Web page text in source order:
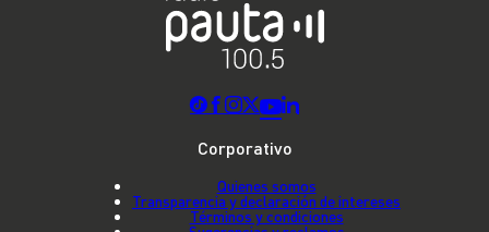
Corporativo
Quienes somos
Transparencia y declaración de intereses
Términos y condiciones